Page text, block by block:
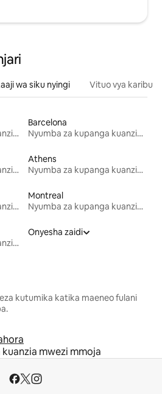
wa siku nyingi Vituo vya karibu
Nyumba za kupanga kuanzia mwezi mmoja
Barcelona
Nyumba za kupanga kuanzia mwezi mmoja
Nyumba za kupanga kuanzia mwezi mmoja
Athens
Nyumba za kupanga kuanzia mwezi mmoja
Nyumba za kupanga kuanzia mwezi mmoja
Montreal
Nyumba za kupanga kuanzia mwezi mmoja
Nyumba za kupanga kuanzia mwezi mmoja
Onyesha zaidi
kutumika katika maeneo fulani
mwezi mmoja